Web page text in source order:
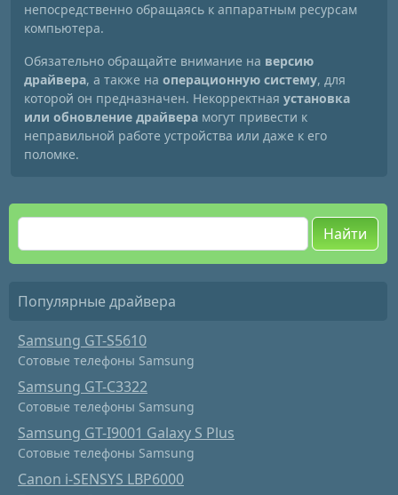
непосредственно обращаясь к аппаратным ресурсам
компьютера.
Обязательно обращайте внимание на версию
драйвера, а также на операционную систему, для
которой он предназначен. Некорректная установка
или обновление драйвера могут привести к
неправильной работе устройства или даже к его
поломке.
Найти
Популярные драйвера
Samsung GT-S5610
Сотовые телефоны Samsung
Samsung GT-C3322
Сотовые телефоны Samsung
Samsung GT-I9001 Galaxy S Plus
Сотовые телефоны Samsung
Canon i-SENSYS LBP6000